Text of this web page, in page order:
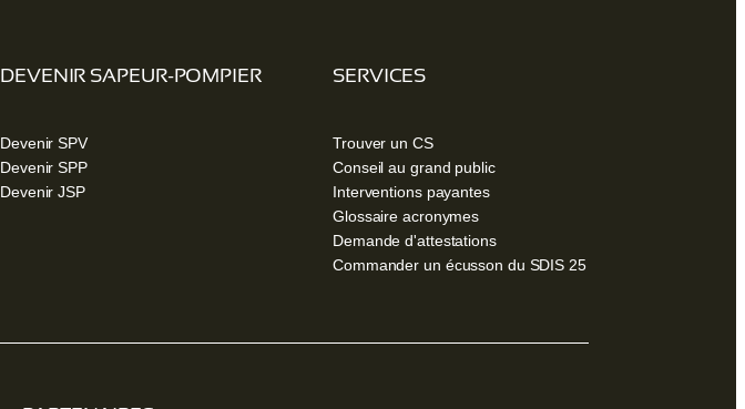
DEVENIR SAPEUR-POMPIER
Devenir SPV
Devenir SPP
Devenir JSP
SERVICES
Trouver un CS
Conseil au grand public
Interventions payantes
Glossaire acronymes
Demande d'attestations
Commander un écusson du SDIS 25